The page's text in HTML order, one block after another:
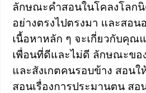
ลักษณะคำสอนในโคลงโลก
อย่างตรงไปตรงมา และสอน
เนื้อหาหลัก ๆ จะเกี่ยวกับคุณ
เพื่อนที่ดีและไม่ดี ลักษณะข
และสังเกตคนรอบข้าง สอน
สอนเรื่องการประมานตน ส